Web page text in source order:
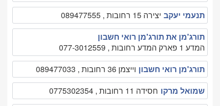
תנעמי יעקב יצירה 15 רחובות , 089477555
תורג'מן את תורג'מן רואי חשבון
המדע 1 פארק המדע רחובות , 077-3012559
תורג'מן רואי חשבון וייצמן 36 רחובות , 089477033
שמואל מרקו חסידה 11 רחובות , 0775302354